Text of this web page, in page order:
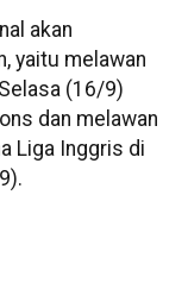
akan
yaitu melawan
(16/9)
dan melawan
Liga Inggris di